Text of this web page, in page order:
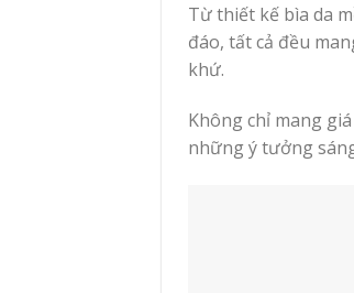
Từ thiết kế bìa da
đáo, tất cả đều
khứ.
Không chỉ mang
những ý tưởng